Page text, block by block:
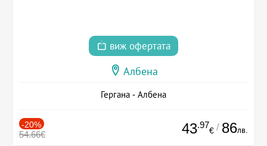
виж офертата
Албена
Гергана - Албена
-20%
54.66€ 43.97
€ / 86лв.